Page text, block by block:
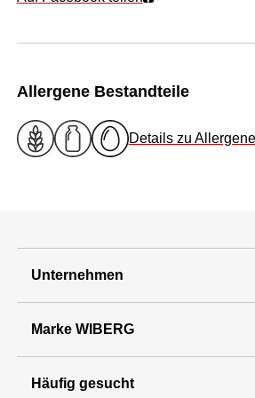
Allergene Bestandteile
Details zu
Unternehmen
Marke WIBERG
Häufig gesucht